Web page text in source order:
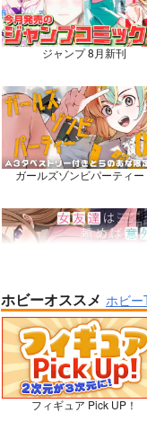
ジャンプ 8月新刊
ガールズゾンビパーティー
女友達は頼めば意外とヤらせ
れる 8
ホビーオススメ ホビー
フィギュア Pick UP！